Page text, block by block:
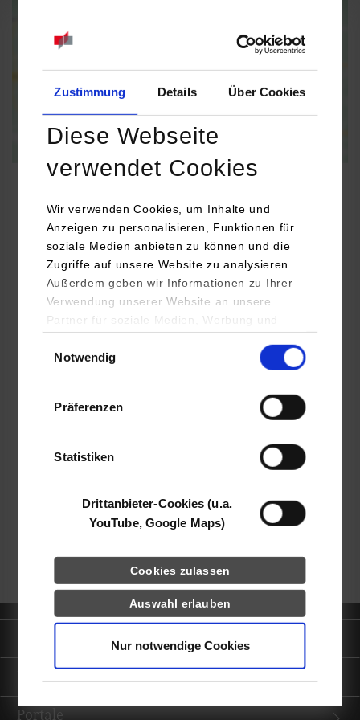
Zustimmung Details Über Cookies
Diese Webseite
verwendet Cookies
Wir verwenden Cookies, um Inhalte und
Anzeigen zu personalisieren, Funktionen für
soziale Medien anbieten zu können und die
Zugriffe auf unsere Website zu analysieren.
Außerdem geben wir Informationen zu Ihrer
Verwendung unserer Website an unsere
Partner für soziale Medien, Werbung und
YouTube, Google Maps) führen diese
Daten zusammen, die Sie ihnen bereitgestellt
haben oder die sie im Rahmen Ihrer Nutzung
Notwendig
Präferenzen
Statistiken
Drittanbieter-Cookies (u.a.
YouTube, Google Maps)
Cookies zulassen
Auswahl erlauben
Nur notwendige Cookies
Einmalig aktivieren
Informatik
COSMO CONSULT SSC GmbH
Von-Steuben-Straße 10/12
48143
Münster
Markus Lippert
zurück zur Ergebnisliste
Informationen für
Portale